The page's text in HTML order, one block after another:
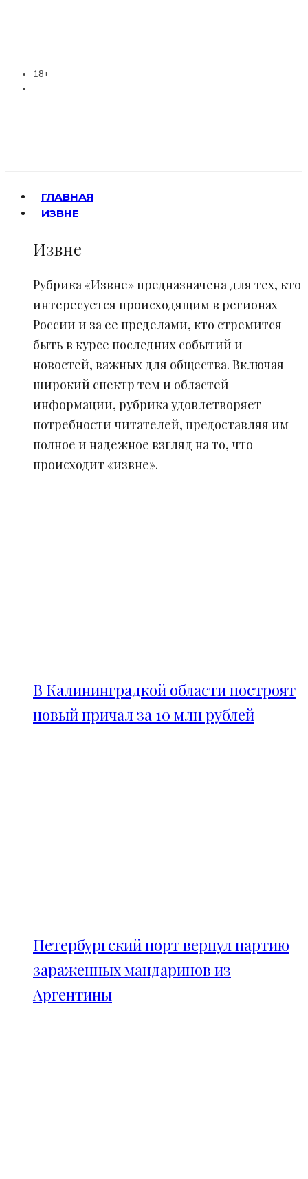
18+
ГЛАВНАЯ
ИЗВНЕ
Извне
Рубрика «Извне» предназначена для тех, кто
интересуется происходящим в регионах
России и за ее пределами, кто стремится
быть в курсе последних событий и
новостей, важных для общества. Включая
широкий спектр тем и областей
информации, рубрика удовлетворяет
потребности читателей, предоставляя им
полное и надежное взгляд на то, что
происходит «извне».
В Калининградкой области построят
новый причал за 10 млн рублей
Петербургский порт вернул партию
зараженных мандаринов из
Аргентины